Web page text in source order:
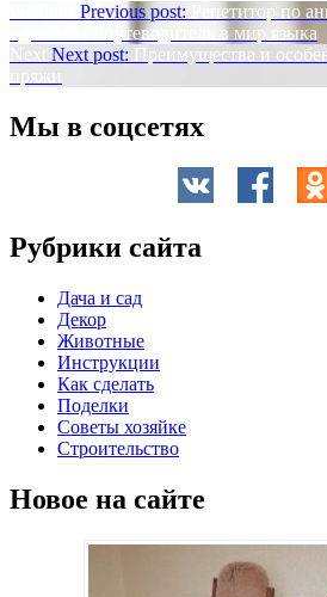
Previous post:
Репетитор по
идеальный путеводитель в мир языка
Next Next post: Преимущества и
пряжи
Мы в соцсетях
Рубрики сайта
Дача и сад
Декор
Животные
Инструкции
Как сделать
Поделки
Советы хозяйке
Строительство
Новое на сайте